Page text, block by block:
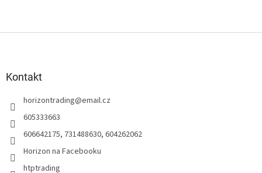
Kontakt
horizontrading@email.cz
605333663
606642175, 731488630, 604262062
Horizon na Facebooku
htptrading